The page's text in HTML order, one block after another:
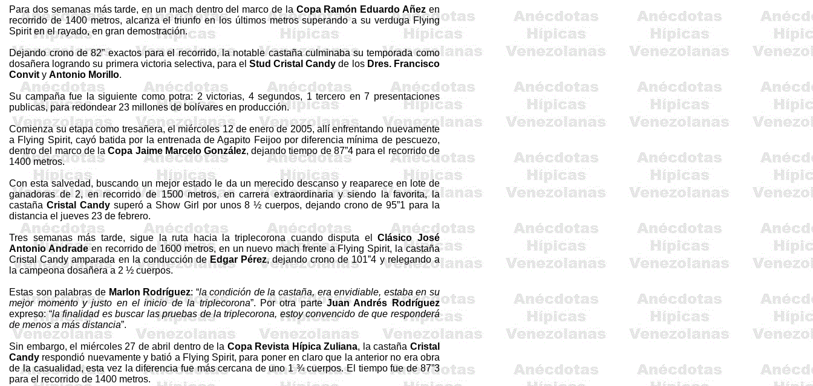
Para dos semanas más tarde, en un mach dentro del marco de laCopa Ramón EduardoAñez en
recorrido de1400 metros, alcanza el triunfo en los últimos metros superando a su verduga Flying
Spiriten el rayado, en gran demostración.
Dejando crono de82”exactos para el recorrido, la notable castaña culminaba su temporada como
dosañeralogrando su primera victoria selectiva, para elStud CristalCandyde los Dres. Francisco
Convit yAntonio Morillo.
Su campaña fue la siguiente como potra: 2 victorias, 4 segundos, 1 tercero en 7 presentaciones
publicas, para redondear 23 millones de bolívares en producción.
Comienza su etapa como tresañera, el miércoles 12 de enero de 2005, allí enfrentando nuevamente
a Flying Spirit, cayó batida por la entrenada de Agapito Feijoo por diferencia mínima de pescuezo,
dentro del marco de laCopa JaimeMarcelo González, dejando tiempo de 87”4 para el recorrido de
1400 metros.
Con esta salvedad, buscando un mejor estado le da un merecido descanso y reaparece en lote de
ganadoras de 2, en recorrido de1500 metros, en carrera extraordinaria y siendo la favorita, la
castaña Cristal Candysuperó a ShowGirl
por unos 8 ½ cuerpos, dejando crono de 95”1 para la
distancia el jueves 23 de febrero.
Tres semanas más tarde, sigue la ruta hacia latriplecoronacuando disputa elClásico José
Antonio Andradeen recorrido de1600 metros, en un nuevo mach frente aFlying Spirit, la castaña
CristalCandyamparada en la conducción deEdgar Pérez, dejando crono de 101”4 y relegando a
la campeonadosañeraa 2 ½ cuerpos.
Estas son palabras de Marlon Rodríguez: “la condición de la castaña, era envidiable, estaba en su
mejor momento y justo en el inicio de latriplecorona”. Por otra parteJuan Andrés Rodríguez
expreso: “la finalidad es buscar las pruebas de latriplecorona, estoy convencido de que responderá
de menos a más distancia”.
Sin embargo, el miércoles 27 de abril dentro de la Copa Revista Hípica Zuliana, la castaña Cristal
Candy respondió nuevamente y batió a Flying Spirit, para poner en claro que la anterior no era obra
de la casualidad, esta vez la diferencia fue más cercana de uno 1 ¾ cuerpos. El tiempo fue de 87”3
para el recorrido de 1400 metros.